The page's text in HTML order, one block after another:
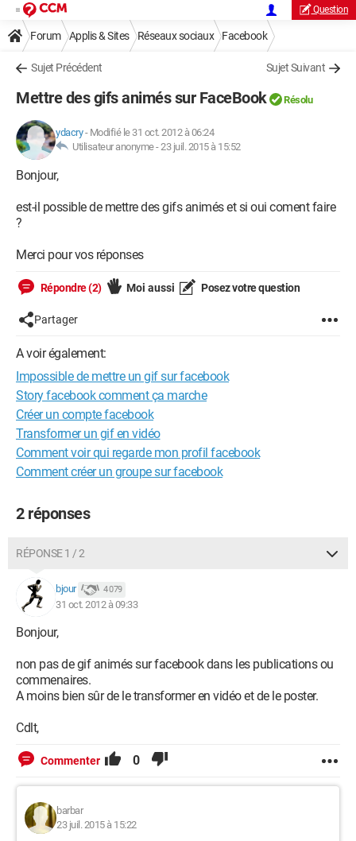
Question
Forum Applis & Sites Réseaux sociaux Facebook
Sujet Précédent Sujet Suivant
Mettre des gifs animés sur FaceBook Résolu
ydacry- Modifié le 31 oct. 2012 à 06:24
Utilisateur anonyme -23 juil. 2015 à 15:52
Bonjour,
est-il possible de mettre des gifs animés et si oui coment faire
?
Merci pour vos réponses
Répondre (2) Moi aussi Posez votre question
Partager
A voir également:
Impossible de mettre un gif sur facebook
Story facebook comment ça marche
Créer un compte facebook
Transformer un gif en vidéo
Comment voir qui regarde mon profil facebook
Comment créer un groupe sur facebook
2 réponses
RÉPONSE 1 / 2
bjour 4 079
31 oct. 2012 à 09:33
Bonjour,
non pas de gif animés sur facebook dans les publications ou
commenaires.
A moins bien sûr de le transformer en vidéo et de le poster.
Cdlt,
Commenter 0
barbar
23 juil. 2015 à 15:22